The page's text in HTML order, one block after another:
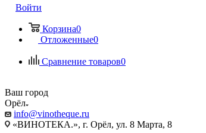
Войти
Корзина0
Отложенные0
Сравнение товаров0
Ваш город
Орёл
info@vinotheque.ru
«ВИНОТЕКА.», г. Орёл, ул. 8 Марта, 8